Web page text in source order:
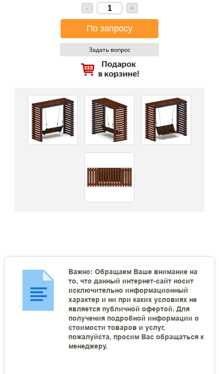
- +
Задать вопрос
Важно: Обращаем Ваше внимание на
то, что данный интернет-сайт носит
исключительно информационный
характер и ни при каких условиях не
является публичной офертой. Для
получения подробной информации о
стоимости товаров и услуг,
пожалуйста, просим Вас обращаться к
менеджеру.